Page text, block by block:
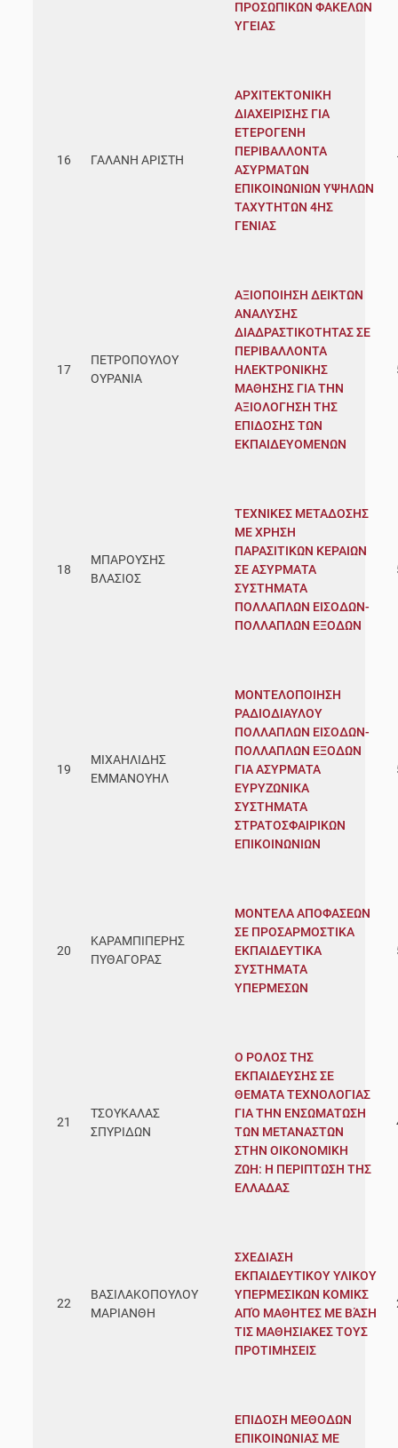
ΠΡΟΣΩΠΙΚΩΝ ΦΑΚΕΛΩΝ
ΥΓΕΙΑΣ
16 ΓΑΛΑΝΗ ΑΡΙΣΤΗ
ΑΡΧΙΤΕΚΤΟΝΙΚΗ
ΔΙΑΧΕΙΡΙΣΗΣ ΓΙΑ
ΕΤΕΡΟΓΕΝΗ
ΠΕΡΙΒΑΛΛΟΝΤΑ
ΑΣΥΡΜΑΤΩΝ
ΕΠΙΚΟΙΝΩΝΙΩΝ ΥΨΗΛΩΝ
ΤΑΧΥΤΗΤΩΝ 4ΗΣ
ΓΕΝΙΑΣ
17
ΠΕΤΡΟΠΟΥΛΟΥ
ΟΥΡΑΝΙΑ
ΑΞΙΟΠΟΙΗΣΗ ΔΕΙΚΤΩΝ
ΑΝΑΛΥΣΗΣ
ΔΙΑΔΡΑΣΤΙΚΟΤΗΤΑΣ ΣΕ
ΠΕΡΙΒΑΛΛΟΝΤΑ
ΗΛΕΚΤΡΟΝΙΚΗΣ
ΜΑΘΗΣΗΣ ΓΙΑ ΤΗΝ
ΑΞΙΟΛΟΓΗΣΗ ΤΗΣ
ΕΠΙΔΟΣΗΣ ΤΩΝ
ΕΚΠΑΙΔΕΥΟΜΕΝΩΝ
18
ΜΠΑΡΟΥΣΗΣ
ΒΛΑΣΙΟΣ
ΤΕΧΝΙΚΕΣ ΜΕΤΑΔΟΣΗΣ
ΜΕ ΧΡΗΣΗ
ΠΑΡΑΣΙΤΙΚΩΝ ΚΕΡΑΙΩΝ
ΣΕ ΑΣΥΡΜΑΤΑ
ΣΥΣΤΗΜΑΤΑ
ΠΟΛΛΑΠΛΩΝ ΕΙΣΟΔΩΝ-
ΠΟΛΛΑΠΛΩΝ ΕΞΟΔΩΝ
19
ΜΙΧΑΗΛΙΔΗΣ
ΕΜΜΑΝΟΥΗΛ
ΜΟΝΤΕΛΟΠΟΙΗΣΗ
ΡΑΔΙΟΔΙΑΥΛΟΥ
ΠΟΛΛΑΠΛΩΝ ΕΙΣΟΔΩΝ-
ΠΟΛΛΑΠΛΩΝ ΕΞΟΔΩΝ
ΓΙΑ ΑΣΥΡΜΑΤΑ
ΕΥΡΥΖΩΝΙΚΑ
ΣΥΣΤΗΜΑΤΑ
ΣΤΡΑΤΟΣΦΑΙΡΙΚΩΝ
ΕΠΙΚΟΙΝΩΝΙΩΝ
20
ΚΑΡΑΜΠΙΠΕΡΗΣ
ΠΥΘΑΓΟΡΑΣ
ΜΟΝΤΕΛΑ ΑΠΟΦΑΣΕΩΝ
ΣΕ ΠΡΟΣΑΡΜΟΣΤΙΚΑ
ΕΚΠΑΙΔΕΥΤΙΚΑ
ΣΥΣΤΗΜΑΤΑ
ΥΠΕΡΜΕΣΩΝ
21
ΤΣΟΥΚΑΛΑΣ
ΣΠΥΡΙΔΩΝ
Ο ΡΟΛΟΣ ΤΗΣ
ΕΚΠΑΙΔΕΥΣΗΣ ΣΕ
ΘΕΜΑΤΑ ΤΕΧΝΟΛΟΓΙΑΣ
ΓΙΑ ΤΗΝ ΕΝΣΩΜΑΤΩΣΗ
ΤΩΝ ΜΕΤΑΝΑΣΤΩΝ
ΣΤΗΝ ΟΙΚΟΝΟΜΙΚΗ
ΖΩΗ: Η ΠΕΡΙΠΤΩΣΗ ΤΗΣ
ΕΛΛΑΔΑΣ
22
ΒΑΣΙΛΑΚΟΠΟΥΛΟΥ
ΜΑΡΙΑΝΘΗ
ΣΧΕΔΙΑΣΗ
ΕΚΠΑΙΔΕΥΤΙΚΟΥ ΥΛΙΚΟΥ
ΥΠΕΡΜΕΣΙΚΩΝ ΚΟΜΙΚΣ
ΑΠΌ ΜΑΘΗΤΕΣ ΜΕ ΒΆΣΗ
ΤΙΣ ΜΑΘΗΣΙΑΚΕΣ ΤΟΥΣ
ΠΡΟΤΙΜΗΣΕΙΣ
ΕΠΙΔΟΣΗ ΜΕΘΟΔΩΝ
ΕΠΙΚΟΙΝΩΝΙΑΣ ΜΕ